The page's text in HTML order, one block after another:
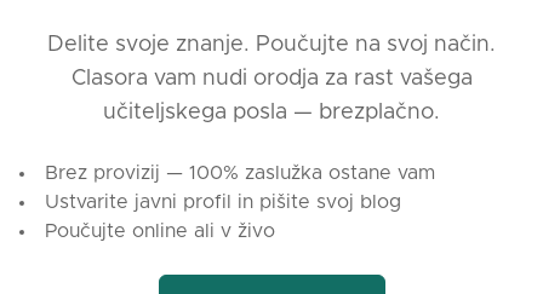
Delite svoje znanje. Poučujte na svoj način.
Clasora vam nudi orodja za rast vašega
učiteljskega posla — brezplačno.
Brez provizij — 100% zaslužka ostane vam
Ustvarite javni profil in pišite svoj blog
Poučujte online ali v živo